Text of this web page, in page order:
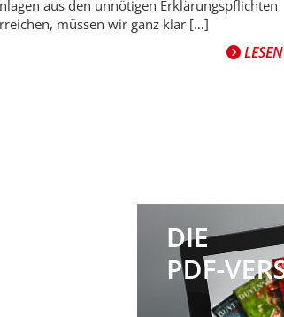
aus den unnötigen Erklärungspflichten
müssen wir ganz klar […]
LESEN